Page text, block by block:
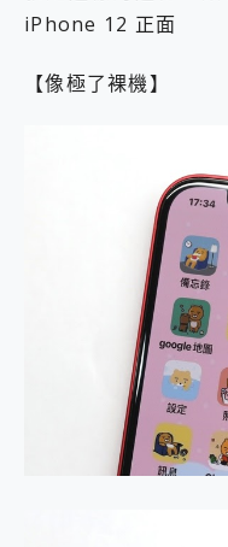
iPhone 12 正面
【像極了裸機】